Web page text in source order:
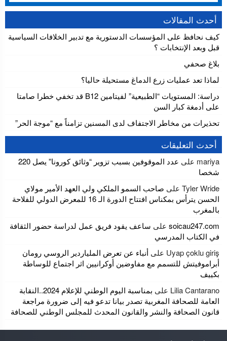
أحدث المقالات
كيف نحافظ على المؤسسات الدستورية مع تدبير الخلافات السياسية
قبل وبعد الإنتخابات ؟
بلاغ صحفي
لماذا تعد عمليات زرع الدماغ مستحيلة حاليا؟
دراسة: المستويات “الطبيعية” لفيتامين B12 قد تخفي خطرا صامتا
على أدمغة كبار السن
تحذيرات من مخاطر الاجتفاف لدى المسنين تزامناً مع “موجة الحر”
أحدث التعليقات
mariya على
عدد الموقوفين بسبب تزوير “وثائق كورونا” يصل 220
شخصا
Tyler Wride على صاحب السمو الملكي ولي العهد الأمير مولاي
الحسن يترأس بمكناس افتتاح الدورة الـ 16 للمعرض الدولي للفلاحة
بالمغرب
soicau247.com على ساعف يقود فريق عمل لدراسة حضور الثقافة
في الكتاب المدرسي
Uyap çoklu giriş على أنباء عن تعرض الملياردير الروسي رومان
أبراموفيتش للتسمم مع مفاوضين أوكرانيين اثر اجتماع للوساطة
بكييف
Lilia Cantarano على
بمناسبة اليوم الوطني للإعلام 2024..النقابة
العامة للصحافة المغربية تصدر بيانا تدعو فيه إلى ضرورة مراجعة
قانون الصحافة والنشر والقانون المحدث للمجلس الوطني للصحافة